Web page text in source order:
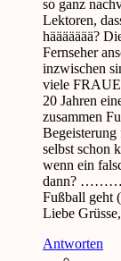
so ganz
Lektoren,
häääääää?
Fernseher
inzwischen
viele
20 Jahren
zusammen
selbst schon
wenn ein
dann? ……….
Fußball geht
Liebe
Antworten